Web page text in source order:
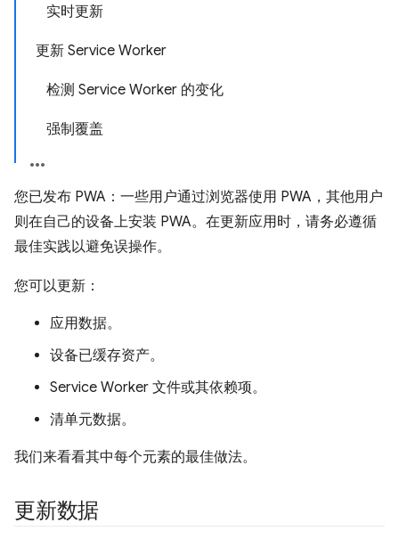
实时更新
更新 Service Worker
检测 Service Worker 的变化
强制覆盖
您已发布 PWA：一些用户通过浏览器使用 PWA，其他用户
则在自己的设备上安装 PWA。在更新应用时，请务必遵循
最佳实践以避免误操作。
您可以更新：
应用数据。
设备已缓存资产。
Service Worker 文件或其依赖项。
清单元数据。
我们来看看其中每个元素的最佳做法。
更新数据